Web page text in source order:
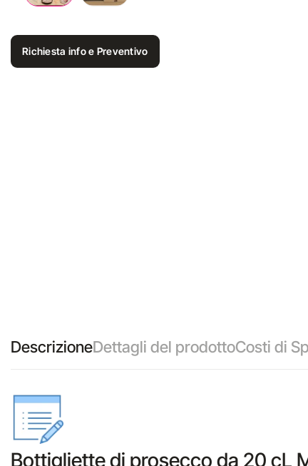
Richiesta info e Preventivo
DescrizioneDettagli del prodottoCosti di
Bottigliette di prosecco da 20 cL